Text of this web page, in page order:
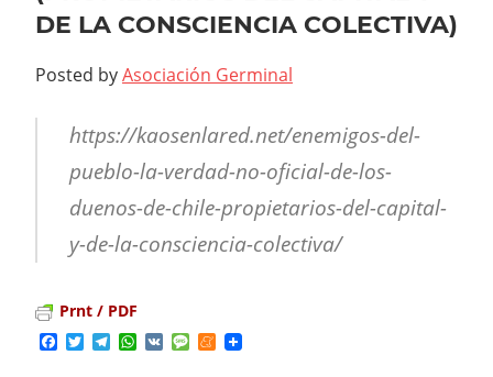
DE LA CONSCIENCIA COLECTIVA)
Posted byAsociación Germinal
https://kaosenlared.net/enemigos-del-
pueblo-la-verdad-no-oficial-de-los-
duenos-de-chile-propietarios-del-capital-
y-de-la-consciencia-colectiva/
Prnt / PDF
Facebook
TwitterTelegram
WhatsApp
VK MessageMeneame